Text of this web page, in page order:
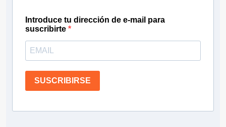
Introduce tu dirección de e-mail para
suscribirte
SUSCRIBIRSE